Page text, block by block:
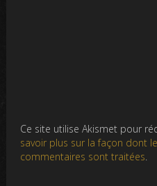
Ce site utilise Akismet pour
savoir plus sur la façon dont
commentaires sont traitées.